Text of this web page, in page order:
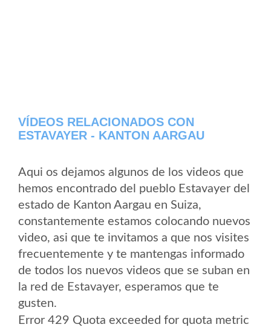
VÍDEOS RELACIONADOS CON
ESTAVAYER - KANTON AARGAU
Aqui os dejamos algunos de los videos que
hemos encontrado del pueblo Estavayer del
estado de Kanton Aargau en Suiza,
constantemente estamos colocando nuevos
video, asi que te invitamos a que nos visites
frecuentemente y te mantengas informado
de todos los nuevos videos que se suban en
la red de Estavayer, esperamos que te
gusten.
Error 429 Quota exceeded for quota metric